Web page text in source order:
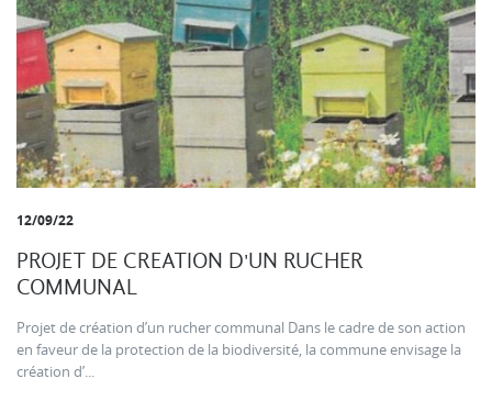
12/09/22
PROJET DE CREATION D'UN RUCHER
COMMUNAL
Projet de création d’un rucher communal Dans le cadre de son action
en faveur de la protection de la biodiversité, la commune envisage la
création d’...